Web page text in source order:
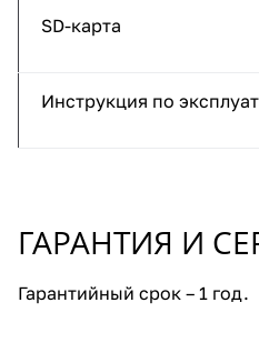
SD-карта
Инструкция по
ГАРАНТИЯ И
Гарантийный срок – 1 год.